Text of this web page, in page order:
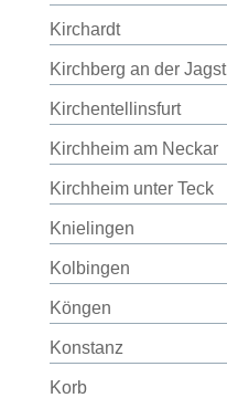
Kirchardt
Kirchberg an der Jagst
Kirchentellinsfurt
Kirchheim am Neckar
Kirchheim unter Teck
Knielingen
Kolbingen
Köngen
Konstanz
Korb